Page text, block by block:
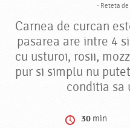
- Reteta de
Carnea de curcan
pasarea are intre 4
cu usturoi, rosii,
pur si simplu nu
conditia sa
30min